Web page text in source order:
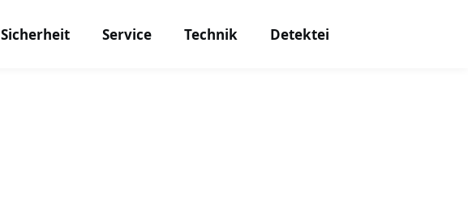
Sicherheit Service Technik Detektei